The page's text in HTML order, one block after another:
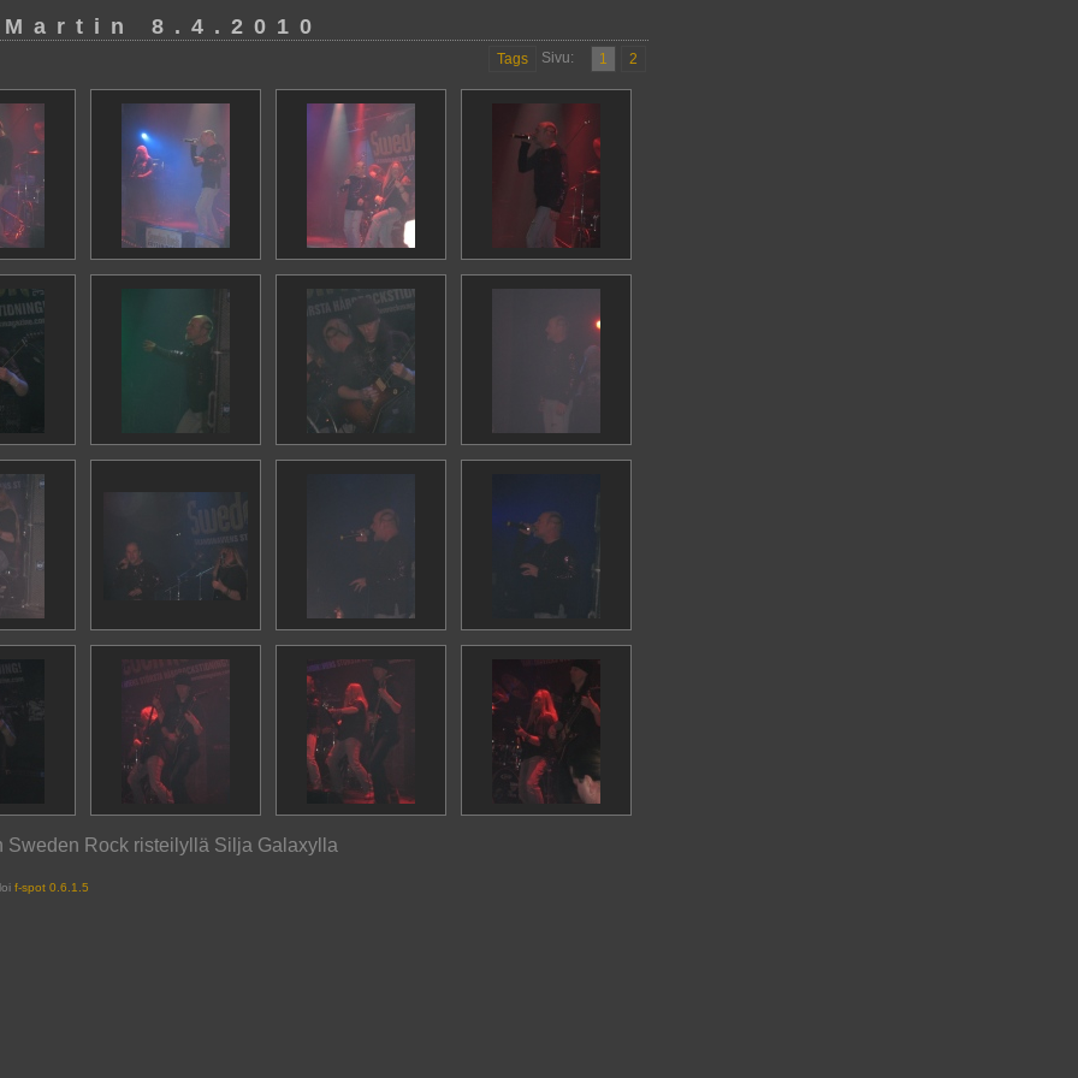
8.4.2010
Tags Sivu: 1 2
Sweden Rock risteilyllä Silja Galaxylla
f-spot 0.6.1.5